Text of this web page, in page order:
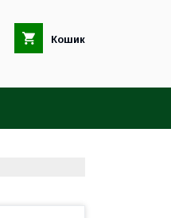
Кошик